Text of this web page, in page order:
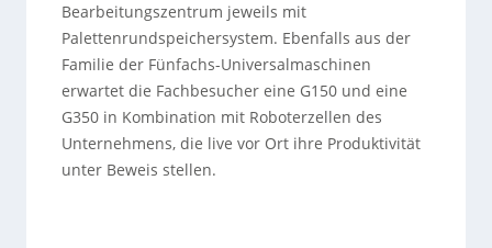
Bearbeitungszentrum jeweils mit
Palettenrundspeichersystem. Ebenfalls aus der
Familie der Fünfachs-Universalmaschinen
erwartet die Fachbesucher eine G150 und eine
G350 in Kombination mit Roboterzellen des
Unternehmens, die live vor Ort ihre Produktivität
unter Beweis stellen.